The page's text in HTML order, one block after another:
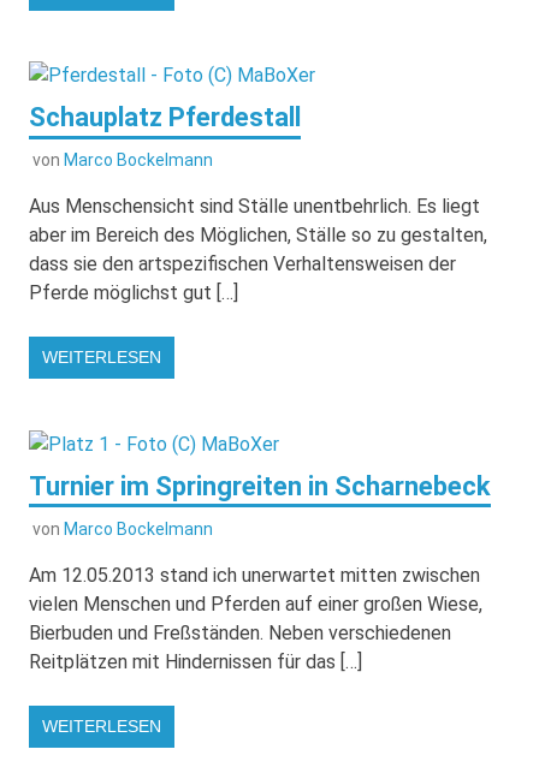
Schauplatz Pferdestall
von Marco Bockelmann
Aus Menschensicht sind Ställe unentbehrlich. Es liegt
aber im Bereich des Möglichen, Ställe so zu gestalten,
dass sie den artspezifischen Verhaltensweisen der
Pferde möglichst gut […]
WEITERLESEN
Turnier im Springreiten in Scharnebeck
von Marco Bockelmann
Am 12.05.2013 stand ich unerwartet mitten zwischen
vielen Menschen und Pferden auf einer großen Wiese,
Bierbuden und Freßständen. Neben verschiedenen
Reitplätzen mit Hindernissen für das […]
WEITERLESEN